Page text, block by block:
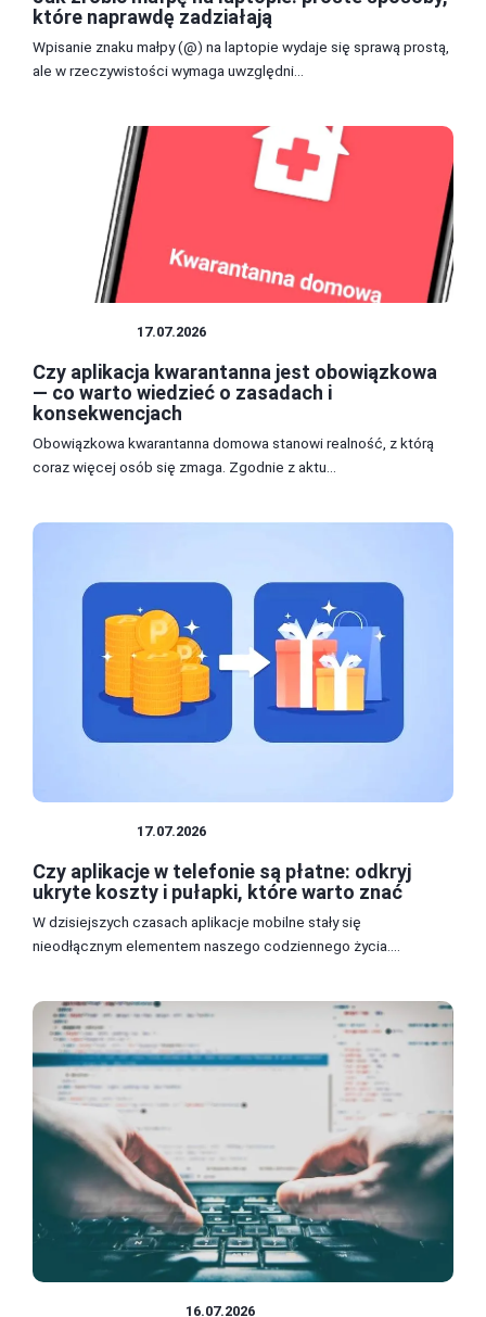
które naprawdę zadziałają
Wpisanie znaku małpy (@) na laptopie wydaje się sprawą prostą,
ale w rzeczywistości wymaga uwzględni...
17.07.2026
Czy aplikacja kwarantanna jest obowiązkowa
— co warto wiedzieć o zasadach i
konsekwencjach
Obowiązkowa kwarantanna domowa stanowi realność, z którą
coraz więcej osób się zmaga. Zgodnie z aktu...
17.07.2026
Czy aplikacje w telefonie są płatne: odkryj
ukryte koszty i pułapki, które warto znać
W dzisiejszych czasach aplikacje mobilne stały się
nieodłącznym elementem naszego codziennego życia....
16.07.2026